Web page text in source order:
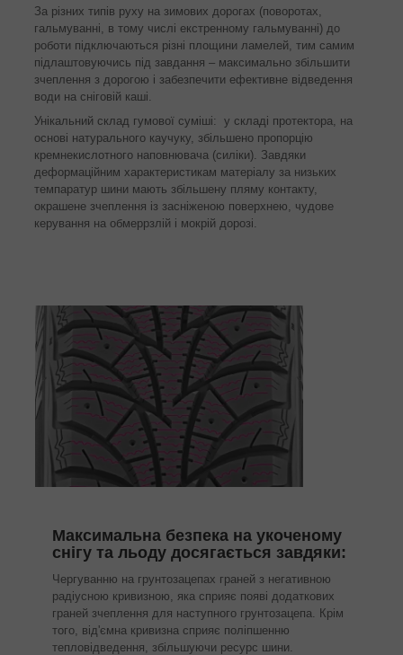
За різних типів руху на зимових дорогах (поворотах,
гальмуванні, в тому числі екстренному гальмуванні) до
роботи підключаються різні площини ламелей, тим самим
підлаштовуючись під завдання – максимально збільшити
зчеплення з дорогою і забезпечити ефективне відведення
води на сніговій каші.
Унікальний склад гумової суміші: у складі протектора, на
основі натурального каучуку, збільшено пропорцію
кремнекислотного наповнювача (силіки). Завдяки
деформаційним характеристикам матеріалу за низьких
темпаратур шини мають збільшену пляму контакту,
окрашене зчеплення із засніженою поверхнею, чудове
керування на обмеррзлій і мокрій дорозі.
Максимальна безпека на укоченому
снігу та льоду досягається завдяки:
Чергуванню на грунтозацепах граней з негативною
радіусною кривизною, яка сприяє появі додаткових
граней зчеплення для наступного грунтозацепа. Крім
того, від'ємна кривизна сприяє поліпшенню
тепловідведення, збільшуючи ресурс шини.